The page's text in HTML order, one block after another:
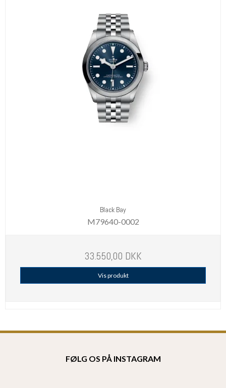
Black Bay
M79640-0002
33.550,00 DKK
Vis produkt
FØLG OS PÅ INSTAGRAM